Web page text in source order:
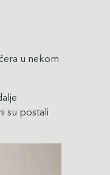
u nekom
su postali